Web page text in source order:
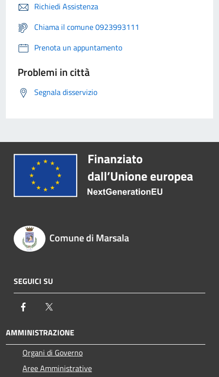
Richiedi Assistenza
Chiama il comune 0923993111
Prenota un appuntamento
Problemi in città
Segnala disservizio
Comune di Marsala
SEGUICI SU
Facebook
AMMINISTRAZIONE
Organi di Governo
Aree Amministrative